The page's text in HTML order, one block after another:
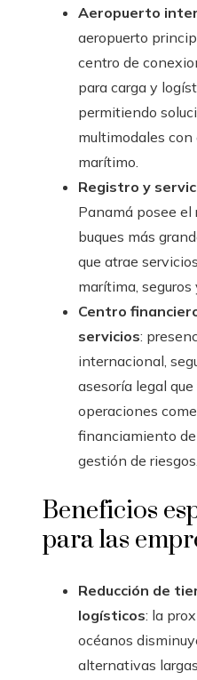
Aeropuerto
aeropuerto
centro de
para carga y
permitiendo
multimodales con
marítimo.
Registro y
Panamá posee el
buques más
que atrae
marítima,
Centro
servicios:
internacional,
asesoría legal
operaciones
financiamiento
gestión de riesgos.
Beneficios
para las
Reducción de
logísticos: la
océanos
alternativas